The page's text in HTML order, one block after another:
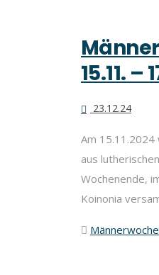
15.11. –
23.12.24
Am
aus
Wochenende,
Koinonia